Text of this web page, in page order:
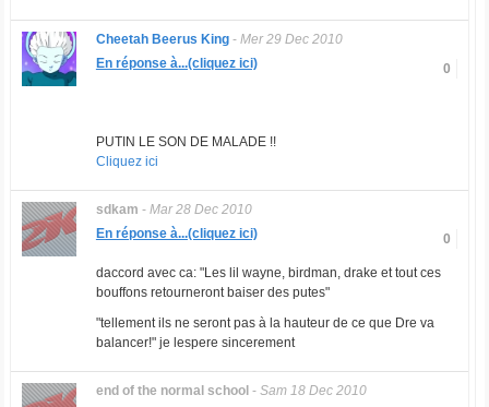
Cheetah Beerus King- Mer 29 Dec 2010
0
En réponse à...(cliquez ici)
PUTIN LE SON DE MALADE !!
Cliquez ici
sdkam - Mar 28 Dec 2010
0
En réponse à...(cliquez ici)
daccord avec ca: "Les lil wayne, birdman, drake et tout ces
bouffons retourneront baiser des putes"
"tellement ils ne seront pas à la hauteur de ce que Dre va
balancer!" je lespere sincerement
end of the normal school - Sam 18 Dec 2010